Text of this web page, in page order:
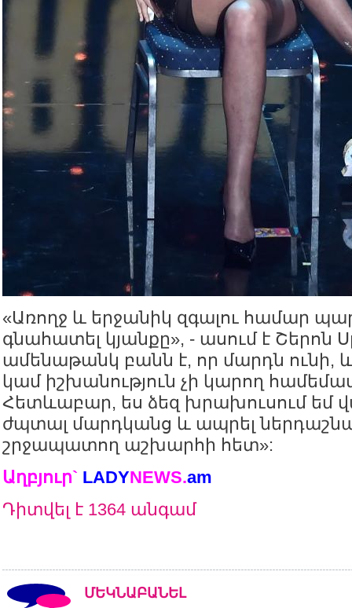
«Առողջ և երջանիկ զգալու համար
գնահատել կյանքը», - ասում է Շերոն
ամենաթանկ բանն է, որ մարդն ունի, և
կամ իշխանություն չի կարող
Հետևաբար, ես ձեզ խրախուսում եմ
ժպտալ մարդկանց և ապրել
շրջապատող աշխարհի հետ»:
Աղբյուր` LADYNEWS.am
Դիտվել է 1364 անգամ
ՄԵԿՆԱԲԱՆԵԼ